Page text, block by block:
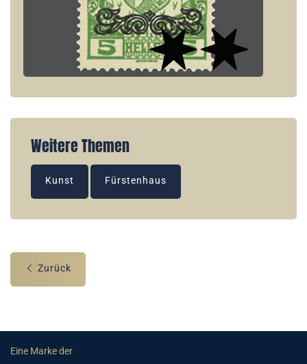
Weitere Themen
Kunst Fürstenhaus
Zurück
Eine Marke der